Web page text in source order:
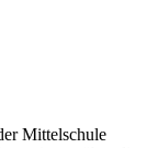
Mittelschule